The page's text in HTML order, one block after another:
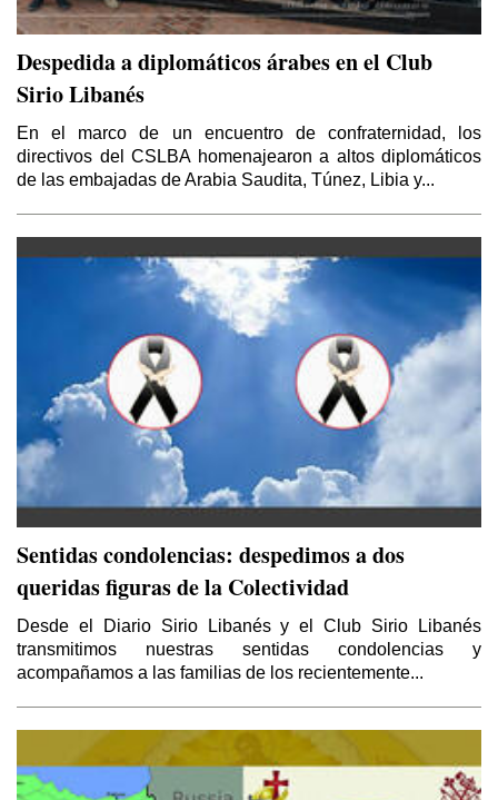
Despedida a diplomáticos árabes en el Club
Sirio Libanés
En el marco de un encuentro de confraternidad, los
directivos del CSLBA homenajearon a altos diplomáticos
de las embajadas de Arabia Saudita, Túnez, Libia y...
Sentidas condolencias: despedimos a dos
queridas figuras de la Colectividad
Desde el Diario Sirio Libanés y el Club Sirio Libanés
transmitimos nuestras sentidas condolencias y
acompañamos a las familias de los recientemente...